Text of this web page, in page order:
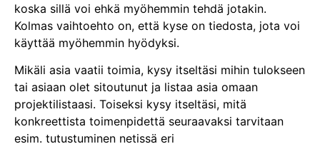
koska sillä voi ehkä myöhemmin tehdä jotakin.
Kolmas vaihtoehto on, että kyse on tiedosta, jota voi
käyttää myöhemmin hyödyksi.
Mikäli asia vaatii toimia, kysy itseltäsi mihin tulokseen
tai asiaan olet sitoutunut ja listaa asia omaan
projektilistaasi. Toiseksi kysy itseltäsi, mitä
konkreettista toimenpidettä seuraavaksi tarvitaan
esim. tutustuminen netissä eri